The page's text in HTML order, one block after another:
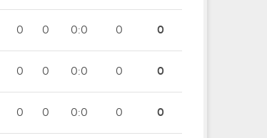
0 0 0:0 0 0
0 0 0:0 0 0
0 0 0:0 0 0